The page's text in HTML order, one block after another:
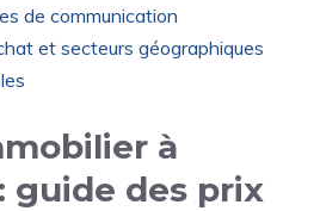
de communication
et secteurs géographiques
à
guide des prix